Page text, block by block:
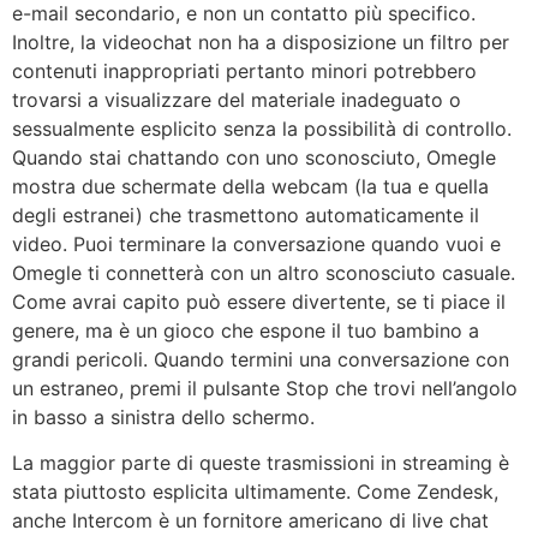
e-mail secondario, e non un contatto più specifico.
Inoltre, la videochat non ha a disposizione un filtro per
contenuti inappropriati pertanto minori potrebbero
trovarsi a visualizzare del materiale inadeguato o
sessualmente esplicito senza la possibilità di controllo.
Quando stai chattando con uno sconosciuto, Omegle
mostra due schermate della webcam (la tua e quella
degli estranei) che trasmettono automaticamente il
video. Puoi terminare la conversazione quando vuoi e
Omegle ti connetterà con un altro sconosciuto casuale.
Come avrai capito può essere divertente, se ti piace il
genere, ma è un gioco che espone il tuo bambino a
grandi pericoli. Quando termini una conversazione con
un estraneo, premi il pulsante Stop che trovi nell’angolo
in basso a sinistra dello schermo.
La maggior parte di queste trasmissioni in streaming è
stata piuttosto esplicita ultimamente. Come Zendesk,
anche Intercom è un fornitore americano di live chat